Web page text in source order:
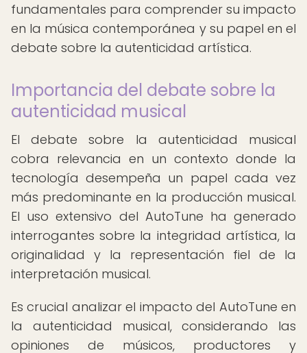
fundamentales para comprender su impacto
en la música contemporánea y su papel en el
debate sobre la autenticidad artística.
Importancia del debate sobre la
autenticidad musical
El debate sobre la autenticidad musical
cobra relevancia en un contexto donde la
tecnología desempeña un papel cada vez
más predominante en la producción musical.
El uso extensivo del AutoTune ha generado
interrogantes sobre la integridad artística, la
originalidad y la representación fiel de la
interpretación musical.
Es crucial analizar el impacto del AutoTune en
la autenticidad musical, considerando las
opiniones de músicos, productores y